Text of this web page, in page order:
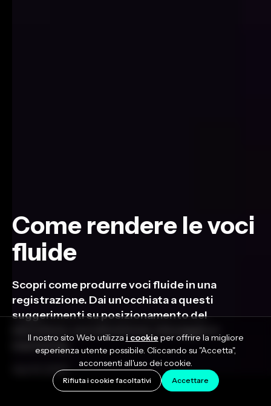
Come rendere le voci
fluide
Scopri come produrre voci fluide in una
registrazione. Dai un'occhiata a questi
suggerimenti su posizionamento del
mastering.
April 5, 2023
Il nostro sito Web utilizza i cookie per offrire la migliore
esperienza utente possibile. Cliccando su "Accetta",
acconsenti all'uso dei cookie.
Rifiuta i cookie facoltativi Accettare